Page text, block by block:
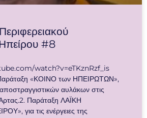
#8
watch?v=eTKznRzf_is
«ΚΟΙΝΟ των ΗΠΕΙΡΩΤΩΝ»,
αυλάκων στις
Παράταξη ΛΑΪΚΗ
για τις ενέργειες της